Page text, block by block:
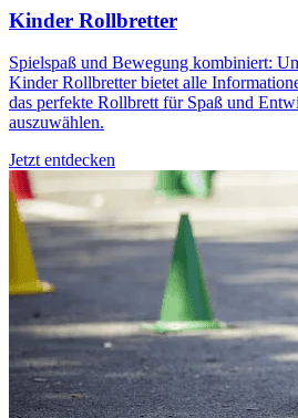
Kinder Rollbretter
Spielspaß und Bewegung kombiniert:
Kinder Rollbretter bietet alle
das perfekte Rollbrett für Spaß und
auszuwählen.
Jetzt entdecken